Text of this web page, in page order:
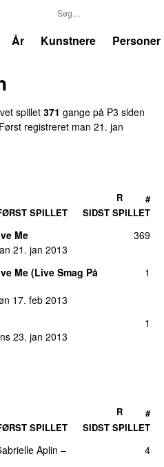
År Kunstnere Personer
spillet 371 gange på P3 siden
registreret man 21. jan
SPILLET
SIDST SPILLET
R #
Me
21. jan 2013
369
Me (Live Smag På
17. feb 2013
1
23. jan 2013
1
SPILLET
SIDST SPILLET
R #
Aplin –
4